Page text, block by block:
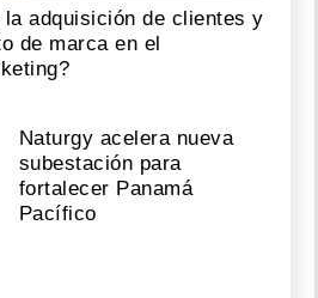
adquisición de clientes y
de marca en el
Naturgy acelera nueva
subestación para
fortalecer Panamá
Pacífico